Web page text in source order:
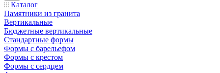
Каталог
Памятники из гранита
Вертикальные
Бюджетные вертикальные
Стандартные формы
Формы с барельефом
Формы с крестом
Формы с сердцем